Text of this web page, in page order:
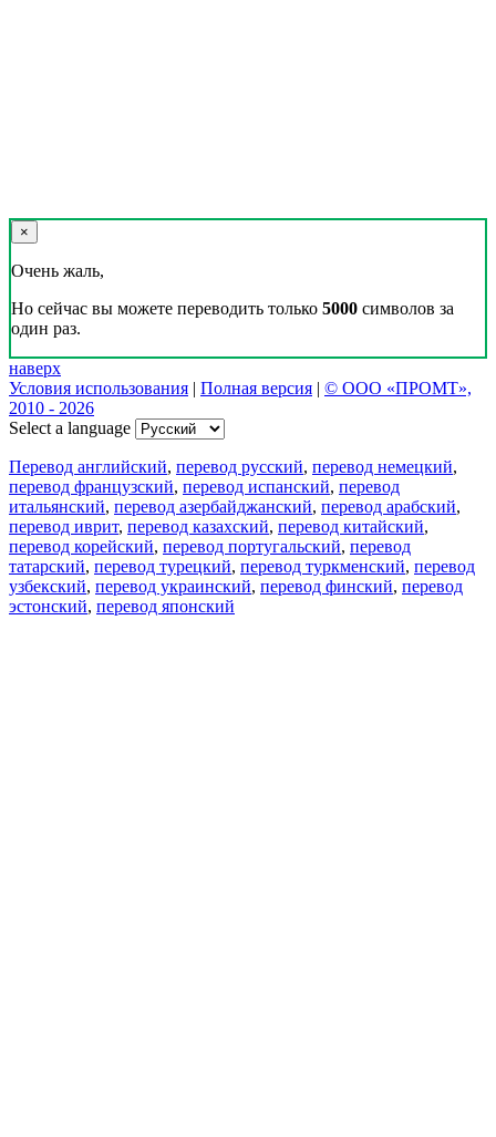
×
Очень жаль,
Но сейчас вы можете переводить только 5000 символов за
один раз.
наверх
Условия использования | Полная версия | © ООО «ПРОМТ»,
2010 - 2026
Select a language
Перевод английский, перевод русский, перевод немецкий,
перевод французский, перевод испанский, перевод
итальянский, перевод азербайджанский, перевод арабский,
перевод иврит, перевод казахский, перевод китайский,
перевод корейский, перевод португальский, перевод
татарский, перевод турецкий, перевод туркменский, перевод
узбекский, перевод украинский, перевод финский, перевод
эстонский, перевод японский